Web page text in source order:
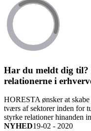
Har du meldt dig
relationerne i
HORESTA ønsker at
tværs af sektorer inden for
styrke relationer hinanden
NYHED19-02 - 2020